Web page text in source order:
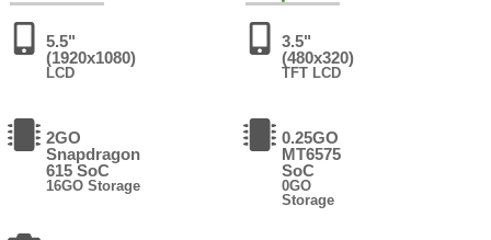
5.5"
(1920x1080)
LCD
2GO
Snapdragon
615 SoC
16GO Storage
3.5"
(480x320)
TFT LCD
0.25GO
MT6575
SoC
0GO
Storage